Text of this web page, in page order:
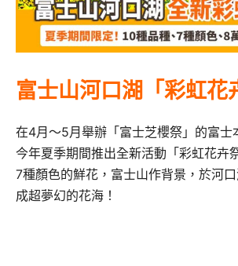
富士山河口湖「彩虹花
在4月～5月舉辦「富士芝櫻祭」的富士
今年夏季期間推出全新活動「彩虹花卉
7種顏色的鮮花，富士山作背景，於河
成超夢幻的花海！